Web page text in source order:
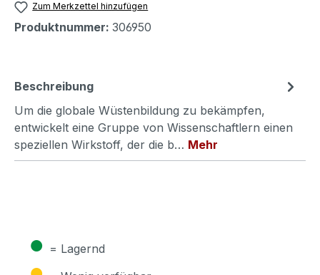
Zum Merkzettel hinzufügen
Produktnummer: 306950
Beschreibung
Um die globale Wüstenbildung zu bekämpfen,
entwickelt eine Gruppe von Wissenschaftlern einen
speziellen Wirkstoff, der die b… Mehr
● = Lagernd